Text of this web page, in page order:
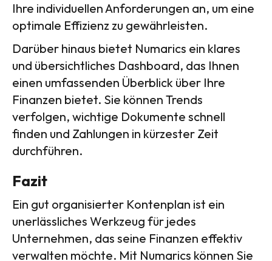
Ihre individuellen Anforderungen an, um eine
optimale Effizienz zu gewährleisten.
Darüber hinaus bietet Numarics ein klares
und übersichtliches Dashboard, das Ihnen
einen umfassenden Überblick über Ihre
Finanzen bietet. Sie können Trends
verfolgen, wichtige Dokumente schnell
finden und Zahlungen in kürzester Zeit
durchführen.
Fazit
Ein gut organisierter Kontenplan ist ein
unerlässliches Werkzeug für jedes
Unternehmen, das seine Finanzen effektiv
verwalten möchte. Mit Numarics können Sie